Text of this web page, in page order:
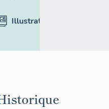
Illustrations